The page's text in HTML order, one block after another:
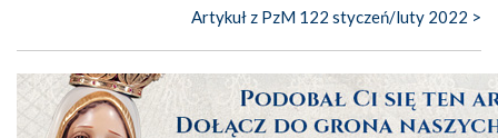
Artykuł z PzM 122 styczeń/luty 2022 >